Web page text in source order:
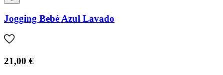
Jogging Bebé Azul Lavado
21,00 €